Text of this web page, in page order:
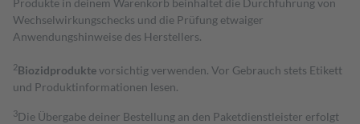
Produkte in deinem Warenkorb beinhaltet die Durchführung von
Wechselwirkungschecks und die Prüfung etwaiger
Anwendungshinweise des Herstellers.
2Biozidproduktevorsichtig verwenden. Vor Gebrauch stets Etikett
und Produktinformationen lesen.
3Die Übergabe deiner Bestellung an den Paketdienstleister erfolgt